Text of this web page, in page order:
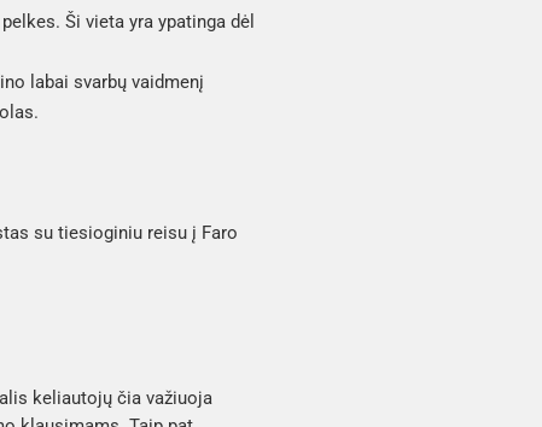
Ši vieta yra ypatinga dėl
labai svarbų vaidmenį
su tiesioginiu reisu į Faro
keliautojų čia važiuoja